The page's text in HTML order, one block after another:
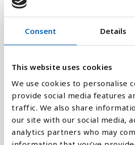
Consent Details
This website uses cookies
We use cookies to personalise
provide social media features
traffic. We also share
our site with our social media,
analytics partners who may
Linje
Flade
Sammenligne med: